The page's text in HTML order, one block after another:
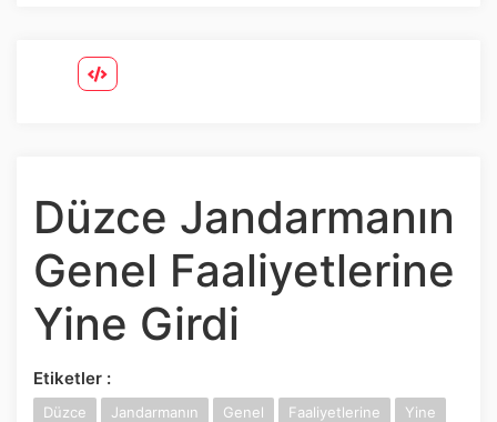
İnstagram
Twitter
Düzce Jandarmanın
Genel Faaliyetlerine
Yine Girdi
Etiketler :
Düzce Jandarmanın Genel Faaliyetlerine
Yine